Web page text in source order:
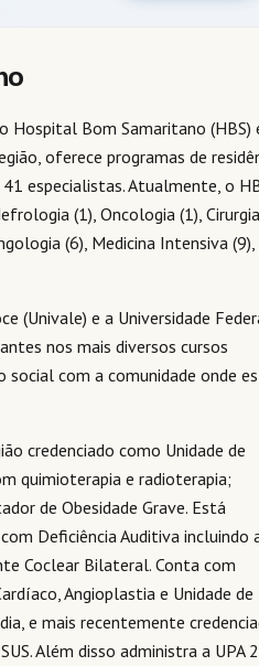
Hospital Bom Samaritano (HBS)
oferece programas de
especialistas. Atualmente, o
(1), Oncologia (1), Cirurgia
(6), Medicina Intensiva (9),
(Univale) e a Universidade
nos mais diversos cursos
com a comunidade onde
credenciado como Unidade de
quimioterapia e radioterapia;
de Obesidade Grave. Está
Deficiência Auditiva incluindo
Coclear Bilateral. Conta com
Angioplastia e Unidade de
e mais recentemente
Além disso administra a UPA